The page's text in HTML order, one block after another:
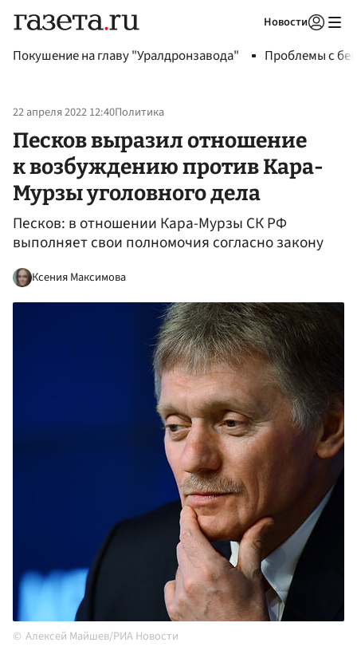
Новости
Покушение на главу "Уралдронзавода" Проблемы с
22 апреля 2022 12:40Политика
Песков выразил отношение
к возбуждению против Кара-
Мурзы уголовного дела
Песков: в отношении Кара-Мурзы СК РФ
выполняет свои полномочия согласно закону
Ксения Максимова
Алексей Майшев/РИА Новости